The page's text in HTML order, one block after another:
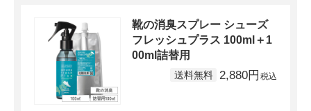
靴の消臭スプレー シューズ
フレッシュプラス 100ml＋1
00ml詰替用
2,880円